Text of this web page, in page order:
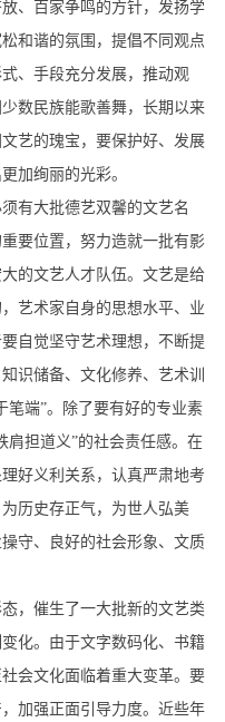
、百家争鸣的方针，发扬学
和谐的氛围，提倡不同观点
、手段充分发展，推动观
数民族能歌善舞，长期以来
艺的瑰宝，要保护好、发展
加绚丽的光彩。
有大批德艺双馨的文艺名
要位置，努力造就一批有影
的文艺人才队伍。文艺是给
艺术家自身的思想水平、业
自觉坚守艺术理想，不断提
识储备、文化修养、艺术训
笔端”。除了要有好的专业素
肩担道义”的社会责任感。在
好义利关系，认真严肃地考
历史存正气，为世人弘美
守、良好的社会形象、文质
，催生了一大批新的文艺类
化。由于文字数码化、书籍
会文化面临着重大变革。要
加强正面引导力度。近些年